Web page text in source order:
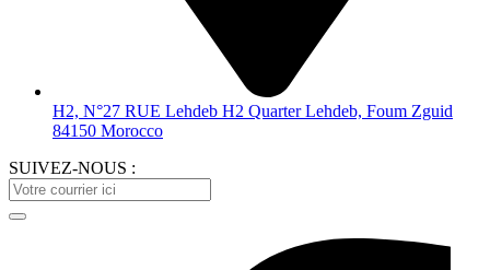
H2, N°27 RUE Lehdeb H2 Quarter Lehdeb, Foum Zguid
84150 Morocco
SUIVEZ-NOUS :